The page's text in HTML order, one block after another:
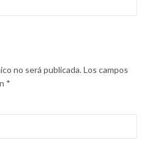
no será publicada.Los campos
*